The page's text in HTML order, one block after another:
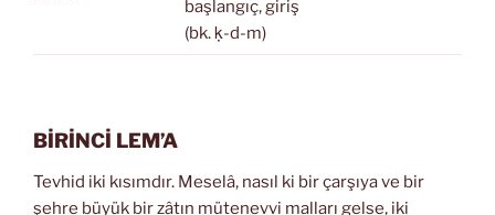
başlangıç, giriş
(bk. ḳ-d-m)
BİRİNCİ LEM’A
Tevhid iki kısımdır. Meselâ, nasıl ki bir çarşıya ve bir
şehre büyük bir zâtın mütenevvi malları gelse, iki